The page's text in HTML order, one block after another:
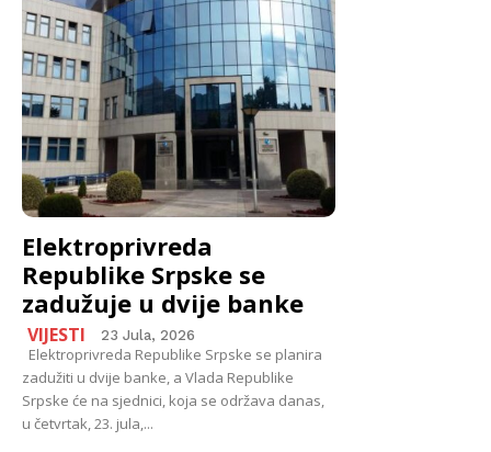
Elektroprivreda
Republike Srpske se
zadužuje u dvije banke
VIJESTI 23 Jula, 2026
Elektroprivreda Republike Srpske se planira
zadužiti u dvije banke, a Vlada Republike
Srpske će na sjednici, koja se održava danas,
u četvrtak, 23. jula,...